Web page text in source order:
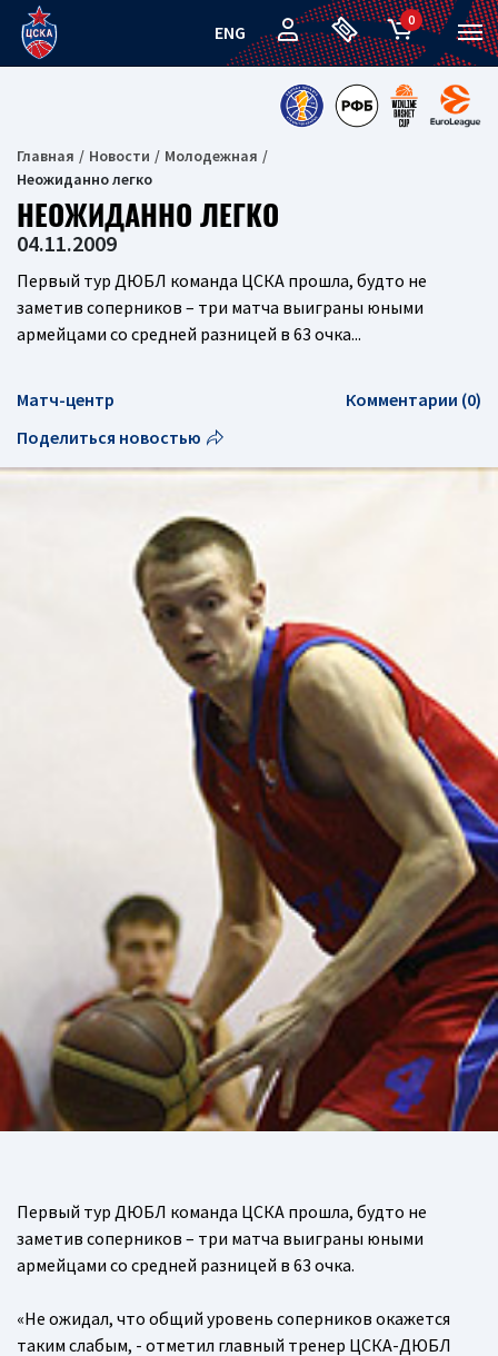
ENG
0
Главная Новости
Молодежная
Неожиданно легко
НЕОЖИДАННО ЛЕГКО
04.11.2009
Первый тур ДЮБЛ команда ЦСКА прошла, будто не
заметив соперников – три матча выиграны юными
армейцами со средней разницей в 63 очка...
Матч-центр
Комментарии (0)
Поделиться новостью
Первый тур ДЮБЛ команда ЦСКА прошла, будто не
заметив соперников – три матча выиграны юными
армейцами со средней разницей в 63 очка.
«Не ожидал, что общий уровень соперников окажется
таким слабым, - отметил главный тренер ЦСКА-ДЮБЛ